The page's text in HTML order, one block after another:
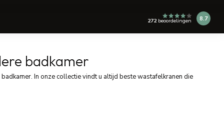
272beoordelingen 8.7
badkamer
In onze collectie vindt u altijd beste wastafelkranen die